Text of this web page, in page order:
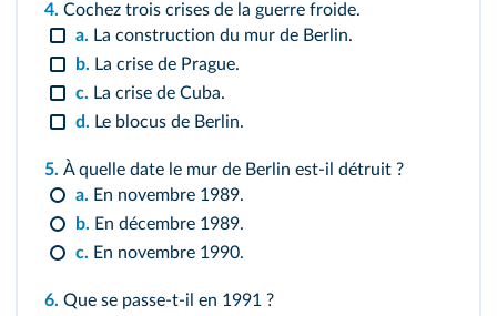
4. Cochez trois crises de la guerre froide.
a. La construction du mur de Berlin.
b. La crise de Prague.
c. La crise de Cuba.
d. Le blocus de Berlin.
5. À quelle date le mur de Berlin est‑il détruit ?
a. En novembre 1989.
b. En décembre 1989.
c. En novembre 1990.
6. Que se passe‑t‑il en 1991 ?